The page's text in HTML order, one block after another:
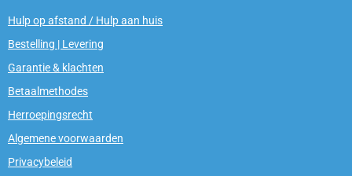
Hulp op afstand / Hulp aan huis
Bestelling | Levering
Garantie & klachten
Betaalmethodes
Herroepingsrecht
Algemene voorwaarden
Privacybeleid